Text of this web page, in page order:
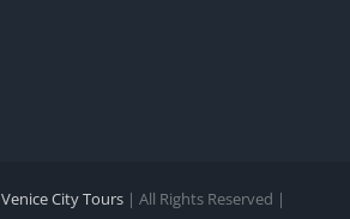
Venice City Tours | All Rights Reserved |